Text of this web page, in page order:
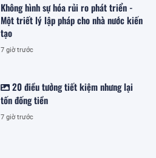
Không hình sự hóa rủi ro phát triển -
Một triết lý lập pháp cho nhà nước kiến
tạo
7 giờ trước
20 điều tưởng tiết kiệm nhưng lại
tốn đống tiền
7 giờ trước